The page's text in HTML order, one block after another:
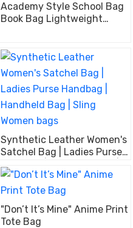
Academy Style School Bag
Book Bag Lightweight
Synthetic Leather Women's
Satchel Bag | Ladies Purse
Handbag | Handheld Bag |
Sling Women bags
"Don’t It’s Mine" Anime Print
Tote Bag